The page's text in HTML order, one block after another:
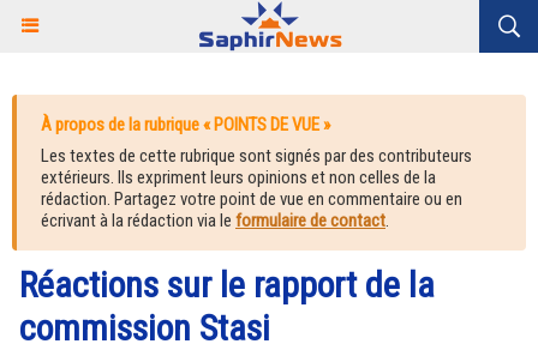
À propos de la rubrique « POINTS DE VUE »
Les textes de cette rubrique sont signés par des contributeurs
extérieurs. Ils expriment leurs opinions et non celles de la
rédaction. Partagez votre point de vue en commentaire ou en
écrivant à la rédaction via le formulaire de contact.
Réactions sur le rapport de la
commission Stasi